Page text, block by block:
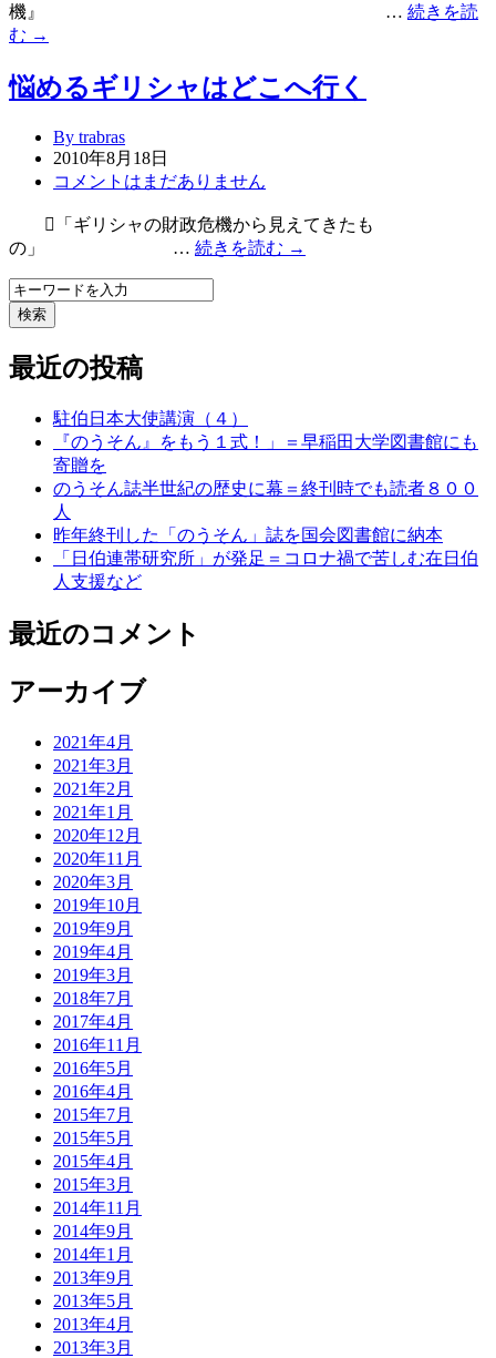
機』 … 続きを読
む →
悩めるギリシャはどこへ行く
By trabras
2010年8月18日
コメントはまだありません
「ギリシャの財政危機から見えてきたも
の」 … 続きを読む →
検索
最近の投稿
駐伯日本大使講演（４）
『のうそん』をもう１式！」＝早稲田大学図書館にも
寄贈を
のうそん誌半世紀の歴史に幕＝終刊時でも読者８００
人
昨年終刊した「のうそん」誌を国会図書館に納本
「日伯連帯研究所」が発足＝コロナ禍で苦しむ在日伯
人支援など
最近のコメント
アーカイブ
2021年4月
2021年3月
2021年2月
2021年1月
2020年12月
2020年11月
2020年3月
2019年10月
2019年9月
2019年4月
2019年3月
2018年7月
2017年4月
2016年11月
2016年5月
2016年4月
2015年7月
2015年5月
2015年4月
2015年3月
2014年11月
2014年9月
2014年1月
2013年9月
2013年5月
2013年4月
2013年3月